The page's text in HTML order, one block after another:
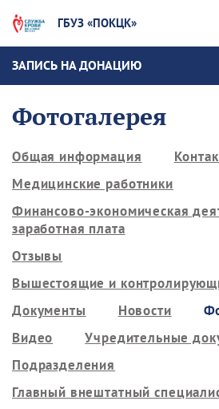
ГБУЗ «ПОКЦК»
ЗАПИСЬ НА ДОНАЦИЮ
Фотогалерея
Общая информация
Медицинские работники
Финансово-экономическая
заработная плата
Отзывы
Вышестоящие и
Документы
Новости
Видео
Учредительные
Подразделения
Главный внештатный